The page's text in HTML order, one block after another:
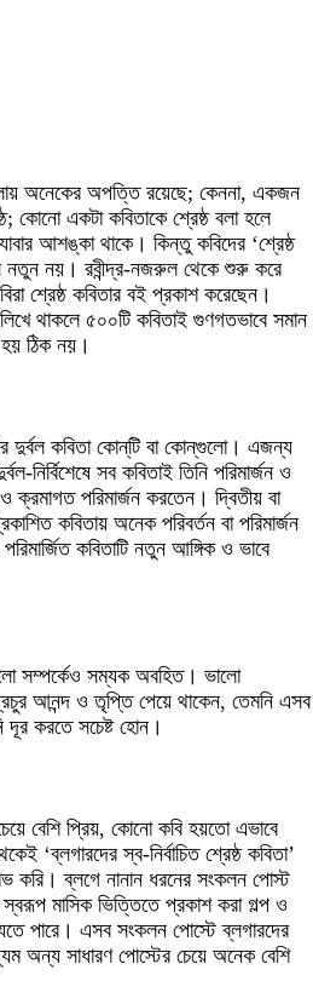
অনেকের অপত্তি রয়েছে; কেননা, একজন
কোনো একটা কবিতাকে শ্রেষ্ঠ বলা হলে
আশঙ্কা থাকে। কিন্তু কবিদের ‘শ্রেষ্ঠ
নতুন নয়। রবীন্দ্র-নজরুল থেকে শুরু করে
শ্রেষ্ঠ কবিতার বই প্রকাশ করেছেন।
থাকলে ৫০০টি কবিতাই গুণগতভাবে সমান
ঠিক নয়।
দুর্বল কবিতা কোন্‌টি বা কোন্‌গুলো। এজন্য
নির্বিশেষে সব কবিতাই তিনি পরিমার্জন ও
ক্রমাগত পরিমার্জন করতেন। দ্বিতীয় বা
কবিতায় অনেক পরিবর্তন বা পরিমার্জন
কবিতাটি নতুন আঙ্গিক ও ভাবে
সম্পর্কেও সম্যক অবহিত। ভালো
আনন্দ ও তৃপ্তি পেয়ে থাকেন, তেমনি এসব
দূর করতে সচেষ্ট হোন।
বেশি প্রিয়, কোনো কবি হয়তো এভাবে
‘ব্লগারদের স্ব-নির্বাচিত শ্রেষ্ঠ কবিতা’
করি। ব্লগে নানান ধরনের সংকলন পোস্ট
মাসিক ভিত্তিতে প্রকাশ করা গল্প ও
পারে। এসব সংকলন পোস্টে ব্লগারদের
অন্য সাধারণ পোস্টের চেয়ে অনেক বেশি